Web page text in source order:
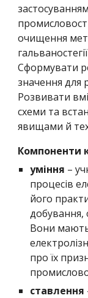
очищення
Сформувати
значення для
Розвивати
схеми та
явищами й
Компоненти
уміння –
процесів
його
добування,
Вони мають
про їх
ставлення